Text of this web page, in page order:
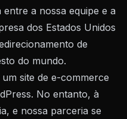
a nossa equipe e a
dos Estados Unidos
de
do mundo.
site de e-commerce
No entanto, à
e nossa parceria se